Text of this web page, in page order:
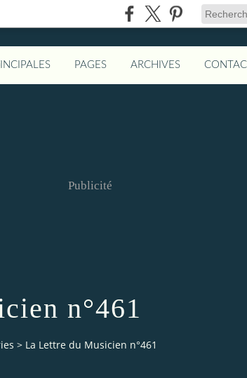
PAGES ARCHIVES
Publicité
n°461
> La Lettre du Musicien n°461